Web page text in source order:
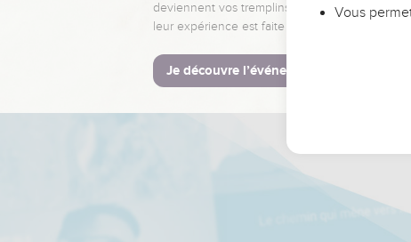
deviennent vos tremplins. Que vous guidiez
leur expérience est faite pour vous.
Je découvre l’événement
Vous